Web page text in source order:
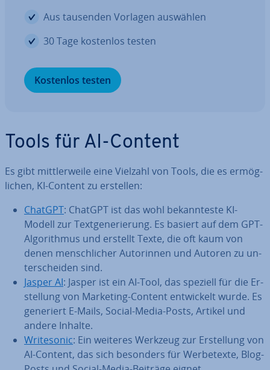
Aus tausenden Vorlagen auswählen
30 Tage kostenlos testen
Kostenlos testen
Tools für AI-Content
Es gibt mitt­ler­wei­le eine Vielzahl von Tools, die es er­mög­
li­chen, KI-Content zu erstellen:
ChatGPT: ChatGPT ist das wohl be­kann­tes­te KI-
Modell zur Text­ge­ne­rie­rung. Es basiert auf dem GPT-
Al­go­rith­mus und erstellt Texte, die oft kaum von
denen mensch­li­cher Au­torin­nen und Autoren zu un­
ter­schei­den sind.
Jasper AI: Jasper ist ein AI-Tool, das speziell für die Er­
stel­lung von Marketing-Content ent­wi­ckelt wurde. Es
generiert E-Mails, Social-Media-Posts, Artikel und
andere Inhalte.
Wri­te­so­nic: Ein weiteres Werkzeug zur Er­stel­lung von
AI-Content, das sich besonders für Wer­be­tex­te, Blog-